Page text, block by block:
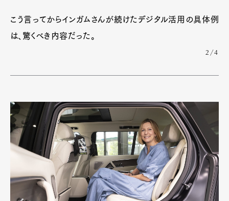
こう言ってからインガムさんが続けたデジタル活用の具体例
は、驚くべき内容だった。
2/4